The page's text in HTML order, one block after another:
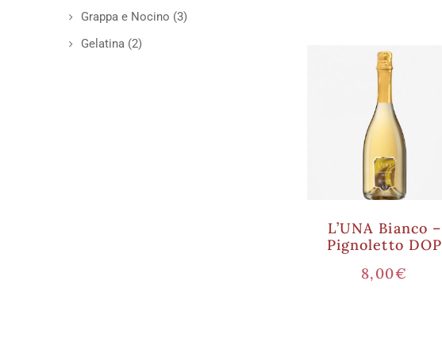
Grappa e Nocino (3)
Gelatina (2)
L’UNA Bianco –
Pignoletto DOP
8,00€